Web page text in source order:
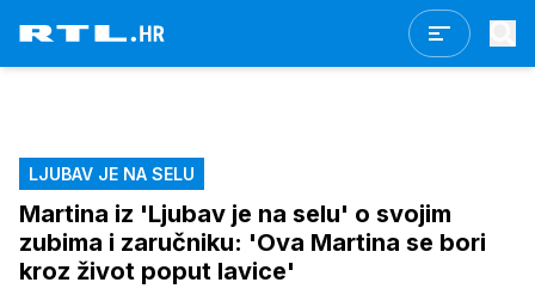
LJUBAV JE NA SELU
Martina iz 'Ljubav je na selu' o svojim
zubima i zaručniku: 'Ova Martina se bori
kroz život poput lavice'